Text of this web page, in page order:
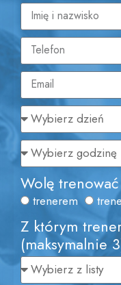
Wolę
trenerem
Z którym
(maksymalnie